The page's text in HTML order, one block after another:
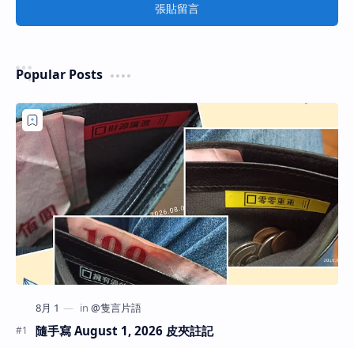
張貼留言
Popular Posts
隨手寫 August 1, 2026 皮夾註記